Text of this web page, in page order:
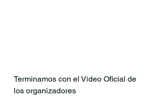
Terminamos con el Video Oficial de
los organizadores